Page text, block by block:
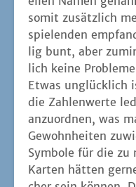
gra­fi­sche Spie­le­rei
Stich-Ansa­ge-
Über­sicht